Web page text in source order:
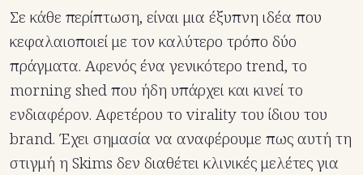
Σε κάθε περίπτωση, είναι μια έξυπνη ιδέα που
κεφαλαιοποιεί με τον καλύτερο τρόπο δύο
πράγματα. Αφενός ένα γενικότερο trend, το
morning shed που ήδη υπάρχει και κινεί το
ενδιαφέρον. Αφετέρου το virality του ίδιου του
brand. Έχει σημασία να αναφέρουμε πως αυτή τη
στιγμή η Skims δεν διαθέτει κλινικές μελέτες για